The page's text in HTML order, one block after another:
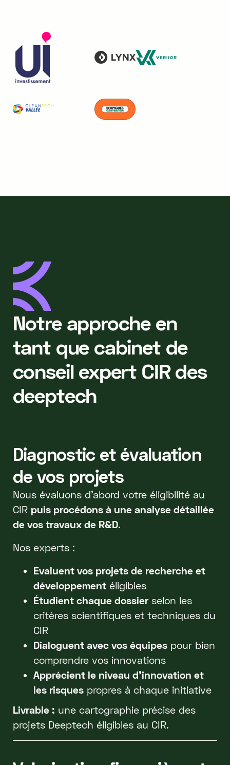
Notre approche en
tant que cabinet de
conseil expert CIR des
deeptech
Diagnostic et évaluation
de vos projets
Nous évaluons d’abord votre éligibilité au
CIR puis procédons à une analyse détaillée
de vos travaux de R&D.
Nos experts :
Evaluent vos projets de recherche et
développementéligibles
Étudient chaque dossierselon les
critères scientifiques et techniques du
CIR
Dialoguent avec vos équipespour bien
comprendre vos innovations
Apprécient le niveau d’innovation et
les risquespropres à chaque initiative
Livrable : une cartographie précise des
projets Deeptech éligibles au CIR.